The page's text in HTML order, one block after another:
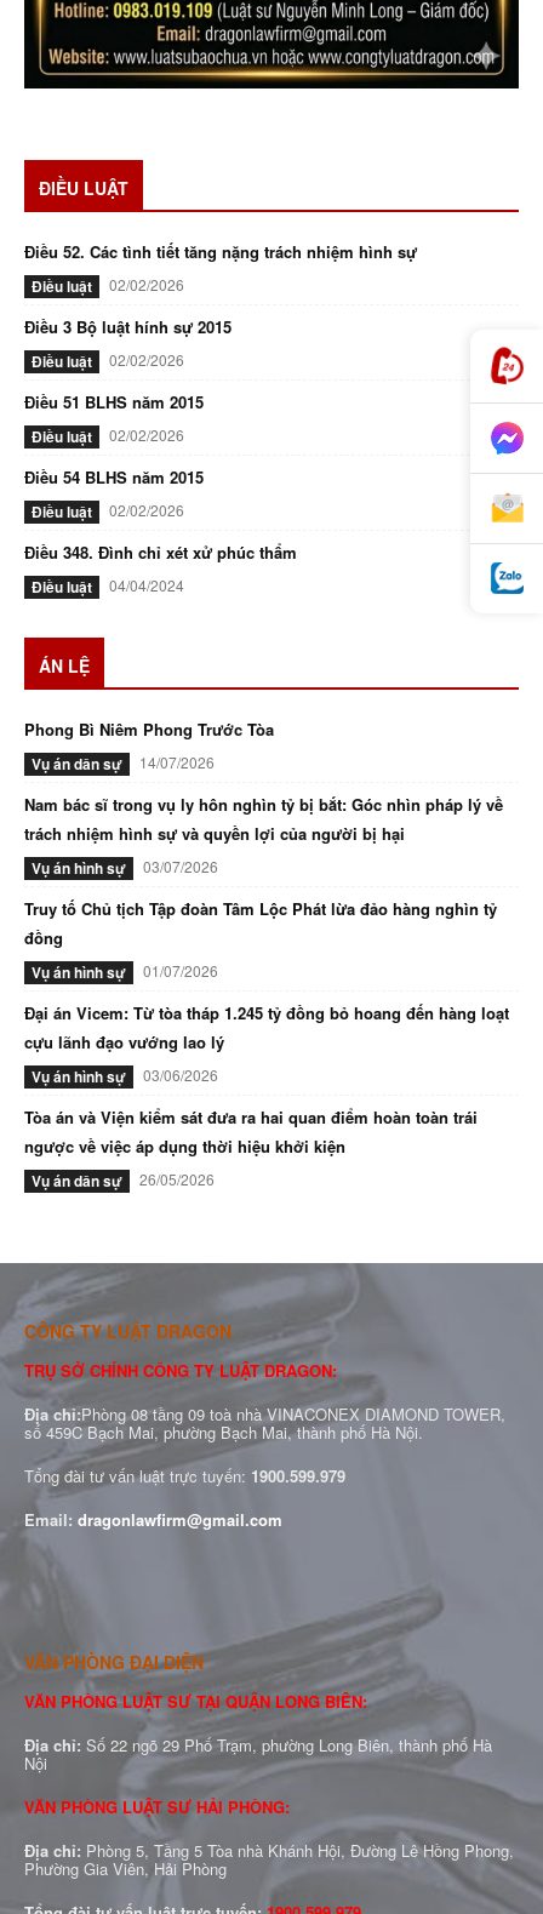
ĐIỀU LUẬT
Điều 52. Các tình tiết tăng nặng trách nhiệm hình sự
Điều luật 02/02/2026
Điều 3 Bộ luật hính sự 2015
Điều luật 02/02/2026
Điều 51 BLHS năm 2015
Điều luật 02/02/2026
Điều 54 BLHS năm 2015
Điều luật 02/02/2026
Điều 348. Đình chỉ xét xử phúc thẩm
Điều luật 04/04/2024
ÁN LỆ
Phong Bì Niêm Phong Trước Tòa
Vụ án dân sự 14/07/2026
Nam bác sĩ trong vụ ly hôn nghìn tỷ bị bắt: Góc nhìn pháp lý về
trách nhiệm hình sự và quyền lợi của người bị hại
Vụ án hình sự 03/07/2026
Truy tố Chủ tịch Tập đoàn Tâm Lộc Phát lừa đảo hàng nghìn tỷ
đồng
Vụ án hình sự 01/07/2026
Đại án Vicem: Từ tòa tháp 1.245 tỷ đồng bỏ hoang đến hàng loạt
cựu lãnh đạo vướng lao lý
Vụ án hình sự 03/06/2026
Tòa án và Viện kiểm sát đưa ra hai quan điểm hoàn toàn trái
ngược về việc áp dụng thời hiệu khởi kiện
Vụ án dân sự 26/05/2026
CÔNG TY LUẬT DRAGON
TRỤ SỞ CHÍNH CÔNG TY LUẬT DRAGON:
Địa chỉ:Phòng 08 tầng 09 toà nhà VINACONEX DIAMOND TOWER,
số 459C Bạch Mai, phường Bạch Mai, thành phố Hà Nội.
Tổng đài tư vấn luật trực tuyến: 1900.599.979
Email: dragonlawfirm@gmail.com
VĂN PHÒNG ĐẠI DIỆN
VĂN PHÒNG LUẬT SƯ TẠI QUẬN LONG BIÊN:
Địa chỉ: Số 22 ngõ 29 Phố Trạm, phường Long Biên, thành phố Hà
Nội
VĂN PHÒNG LUẬT SƯ HẢI PHÒNG:
Địa chỉ: Phòng 5, Tầng 5 Tòa nhà Khánh Hội, Đường Lê Hồng Phong,
Phường Gia Viên, Hải Phòng